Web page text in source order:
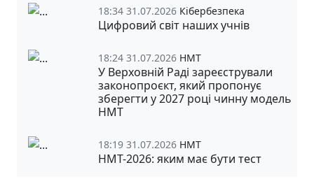
18:34 31.07.2026 Кібербезпека
Цифровий світ наших учнів
18:24 31.07.2026 НМТ
У Верховній Раді зареєстрували
законопроєкт, який пропонує
зберегти у 2027 році чинну модель
НМТ
18:19 31.07.2026 НМТ
НМТ-2026: яким має бути тест